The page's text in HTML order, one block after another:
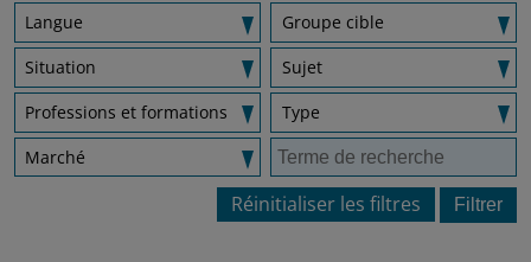
Langue
Groupe cible
Situation
Sujet
Professions et formations
Type
Marché
Réinitialiser les filtres